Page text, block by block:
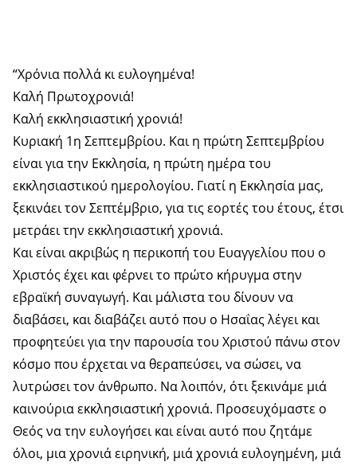
“Χρόνια πολλά κι ευλογημένα!
Καλή Πρωτοχρονιά!
Καλή εκκλησιαστική χρονιά!
Κυριακή 1η Σεπτεμβρίου. Και η πρώτη Σεπτεμβρίου
είναι για την Εκκλησία, η πρώτη ημέρα του
εκκλησιαστικού ημερολογίου. Γιατί η Εκκλησία μας,
ξεκινάει τον Σεπτέμβριο, για τις εορτές του έτους, έτσι
μετράει την εκκλησιαστική χρονιά.
Και είναι ακριβώς η περικοπή του Ευαγγελίου που ο
Χριστός έχει και φέρνει το πρώτο κήρυγμα στην
εβραϊκή συναγωγή. Και μάλιστα του δίνουν να
διαβάσει, και διαβάζει αυτό που ο Ησαΐας λέγει και
προφητεύει για την παρουσία του Χριστού πάνω στον
κόσμο που έρχεται να θεραπεύσει, να σώσει, να
λυτρώσει τον άνθρωπο. Να λοιπόν, ότι ξεκινάμε μιά
καινούρια εκκλησιαστική χρονιά. Προσευχόμαστε ο
Θεός να την ευλογήσει και είναι αυτό που ζητάμε
όλοι, μια χρονιά ειρηνική, μιά χρονιά ευλογημένη, μιά